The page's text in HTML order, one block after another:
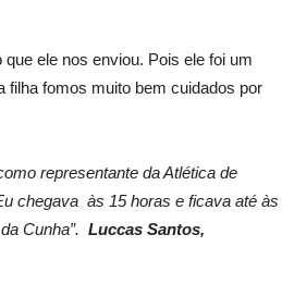
ele nos enviou. Pois ele foi um
fomos muito bem cuidados por
representante da Atlética de
chegava às 15 horas e ficava até às
Cunha”. Luccas Santos,